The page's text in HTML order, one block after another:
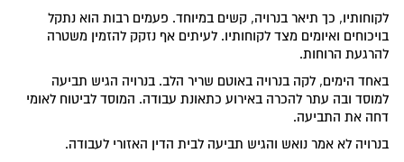
לקוחותיו, כך תיאר בנרויה, קשים במיוחד. פעמים רבות הוא נתקל
בויכוחים ואיומים מצד לקוחותיו. לעיתים אף נזקק להזמין משטרה
להרגעת הרוחות.
באחד הימים, לקה בנרויה באוטם שריר הלב. בנרויה הגיש תביעה
למוסד ובה עתר להכרה באירוע כתאונת עבודה. המוסד לביטוח לאומי
דחה את התביעה.
בנרויה לא אמר נואש והגיש תביעה לבית הדין האזורי לעבודה.